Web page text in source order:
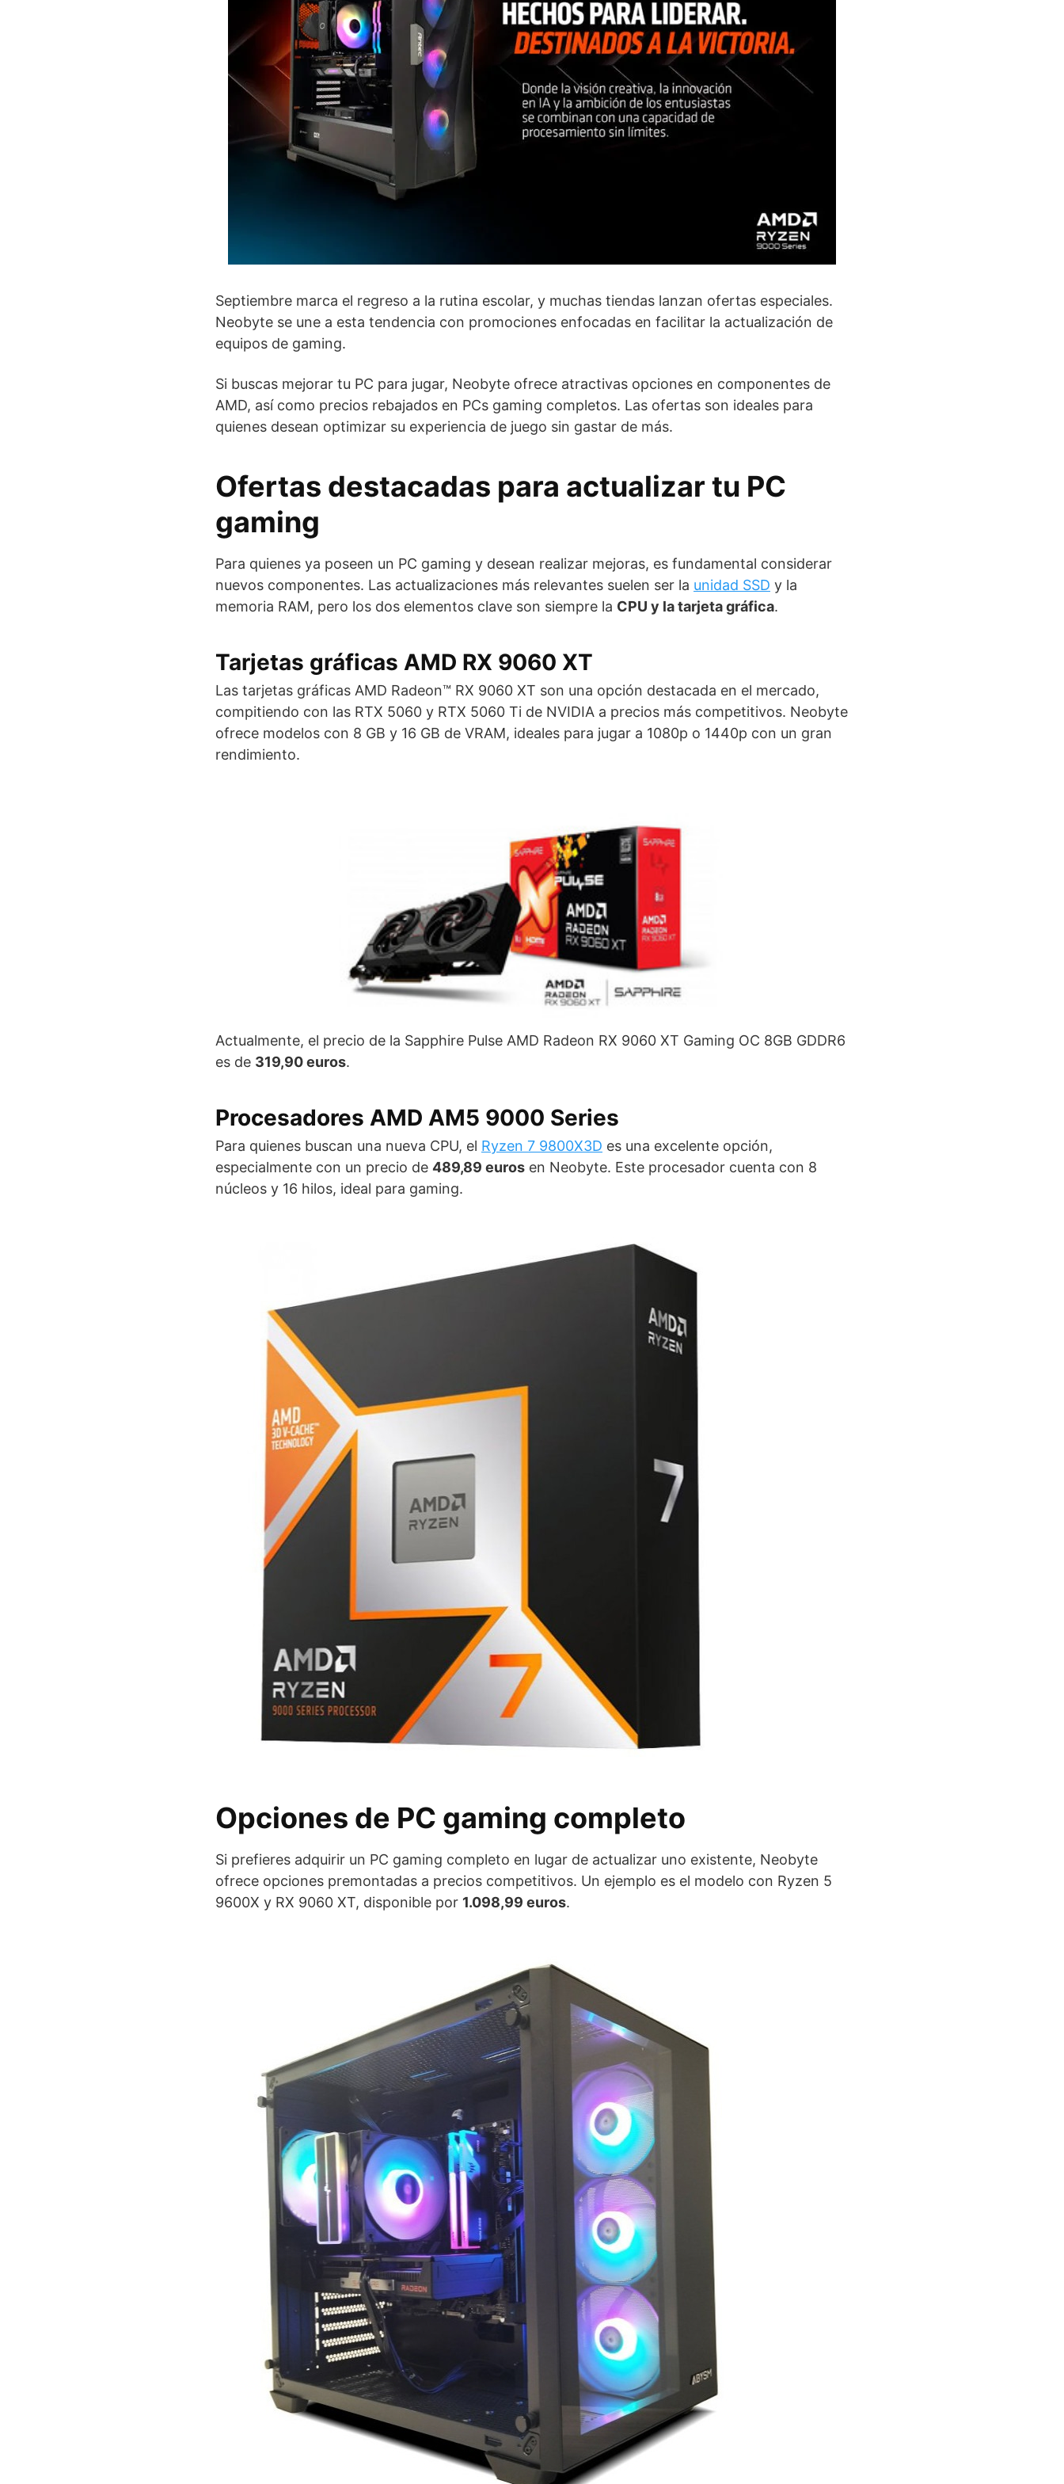
Septiembre marca el regreso a la rutina escolar, y muchas tiendas lanzan ofertas especiales.
Neobyte se une a esta tendencia con promociones enfocadas en facilitar la actualización de
equipos de gaming.
Si buscas mejorar tu PC para jugar, Neobyte ofrece atractivas opciones en componentes de
AMD, así como precios rebajados en PCs gaming completos. Las ofertas son ideales para
quienes desean optimizar su experiencia de juego sin gastar de más.
Ofertas destacadas para actualizar tu PC
gaming
Para quienes ya poseen un PC gaming y desean realizar mejoras, es fundamental considerar
nuevos componentes. Las actualizaciones más relevantes suelen ser la unidad SSD y la
memoria RAM, pero los dos elementos clave son siempre la CPU y la tarjeta gráfica.
Tarjetas gráficas AMD RX 9060 XT
Las tarjetas gráficas AMD Radeon™ RX 9060 XT son una opción destacada en el mercado,
compitiendo con las RTX 5060 y RTX 5060 Ti de NVIDIA a precios más competitivos. Neobyte
ofrece modelos con 8 GB y 16 GB de VRAM, ideales para jugar a 1080p o 1440p con un gran
rendimiento.
Actualmente, el precio de la Sapphire Pulse AMD Radeon RX 9060 XT Gaming OC 8GB GDDR6
es de 319,90 euros.
Procesadores AMD AM5 9000 Series
Para quienes buscan una nueva CPU, el Ryzen 7 9800X3D es una excelente opción,
especialmente con un precio de 489,89 euros en Neobyte. Este procesador cuenta con 8
núcleos y 16 hilos, ideal para gaming.
Opciones de PC gaming completo
Si prefieres adquirir un PC gaming completo en lugar de actualizar uno existente, Neobyte
ofrece opciones premontadas a precios competitivos. Un ejemplo es el modelo con Ryzen 5
9600X y RX 9060 XT, disponible por 1.098,99 euros.